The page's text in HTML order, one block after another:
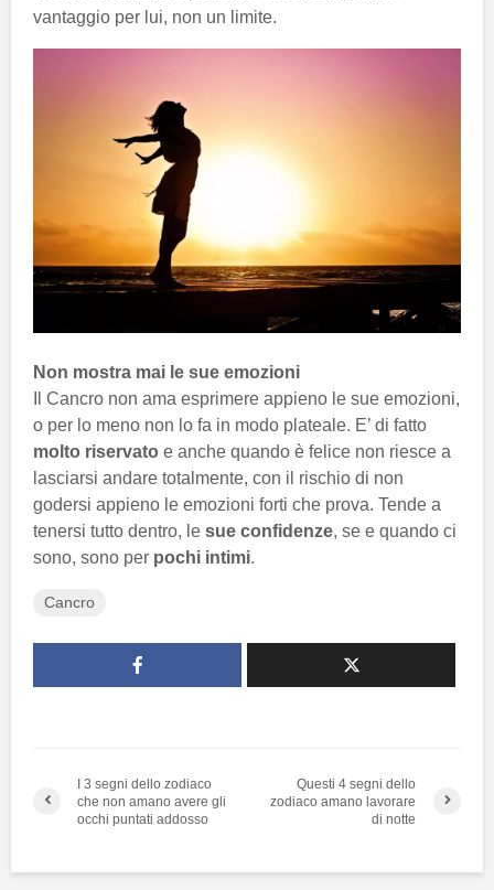
vantaggio per lui, non un limite.
Non mostra mai le sue emozioni
Il Cancro non ama esprimere appieno le sue emozioni,
o per lo meno non lo fa in modo plateale. E’ di fatto
molto riservato e anche quando è felice non riesce a
lasciarsi andare totalmente, con il rischio di non
godersi appieno le emozioni forti che prova. Tende a
tenersi tutto dentro, le sue confidenze, se e quando ci
sono, sono per pochi intimi.
Cancro
I 3 segni dello zodiaco
che non amano avere gli
occhi puntati addosso
Questi 4 segni dello
zodiaco amano lavorare
di notte